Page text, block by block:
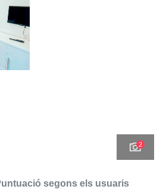
2
segons els usuaris